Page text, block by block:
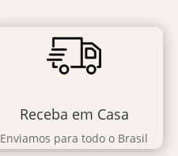
Receba em Casa
Enviamos para todo o Brasil